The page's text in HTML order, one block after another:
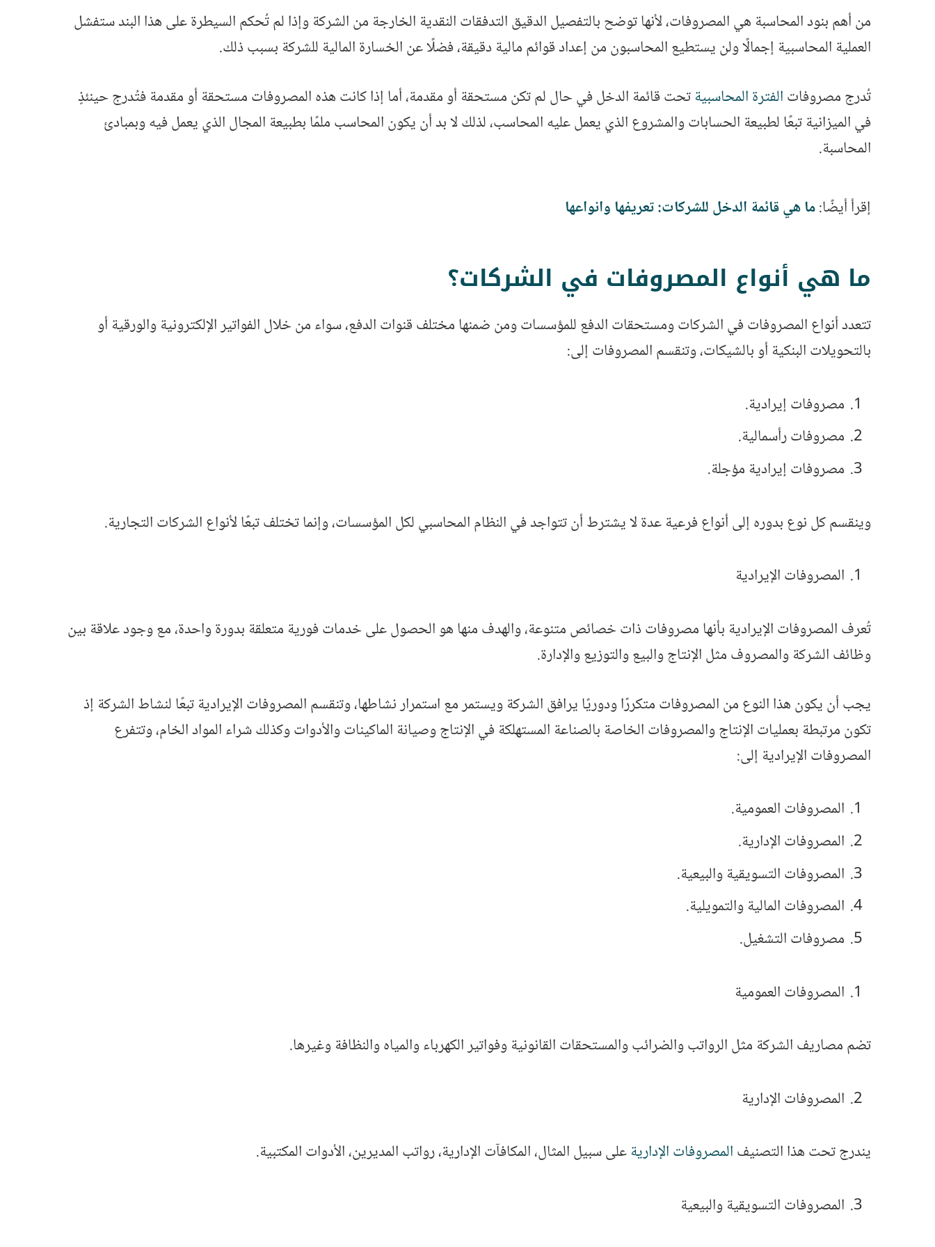
من أهم بنود المحاسبة هي المصروفات، لأنها توضح بالتفصيل الدقيق التدفقات النقدية الخارجة من الشركة وإذا لم تُحكم السيطرة على هذا البند ستفشل
العملية المحاسبية إجمالًا ولن يستطيع المحاسبون من إعداد قوائم مالية دقيقة، فضلًا عن الخسارة المالية للشركة بسبب ذلك.
تُدرج مصروفاتالفترة المحاسبيةتحت قائمة الدخل في حال لم تكن مستحقة أو مقدمة، أما إذا كانت هذه المصروفات مستحقة أو مقدمة فتُدرج حينئذٍ
في الميزانية تبعًا لطبيعة الحسابات والمشروع الذي يعمل عليه المحاسب، لذلك لا بد أن يكون المحاسب ملمًا بطبيعة المجال الذي يعمل فيه وبمبادئ
المحاسبة.
إقرأ أيضًا:ما هي قائمة الدخل للشركات: تعريفها وانواعها
ما هي أنواع المصروفات في الشركات؟
تتعدد أنواع المصروفات في الشركات ومستحقات الدفع للمؤسسات ومن ضمنها مختلف قنوات الدفع، سواء من خلال الفواتير الإلكترونية والورقية أو
بالتحويلات البنكية أو بالشيكات، وتنقسم المصروفات إلى:
مصروفات إيرادية.
مصروفات رأسمالية.
مصروفات إيرادية مؤجلة.
وينقسم كل نوع بدوره إلى أنواع فرعية عدة لا يشترط أن تتواجد في النظام المحاسبي لكل المؤسسات، وإنما تختلف تبعًا لأنواع الشركات التجارية.
المصروفات الإيرادية
تُعرف المصروفات الإيرادية بأنها مصروفات ذات خصائص متنوعة، والهدف منها هو الحصول على خدمات فورية متعلقة بدورة واحدة، مع وجود علاقة بين
وظائف الشركة والمصروف مثل الإنتاج والبيع والتوزيع والإدارة.
يجب أن يكون هذا النوع من المصروفات متكررًا ودوريًا يرافق الشركة ويستمر مع استمرار نشاطها، وتنقسم المصروفات الإيرادية تبعًا لنشاط الشركة إذ
تكون مرتبطة بعمليات الإنتاج والمصروفات الخاصة بالصناعة المستهلكة في الإنتاج وصيانة الماكينات والأدوات وكذلك شراء المواد الخام، وتتفرع
المصروفات الإيرادية إلى:
المصروفات العمومية.
المصروفات الإدارية.
المصروفات التسويقية والبيعية.
المصروفات المالية والتمويلية.
مصروفات التشغيل.
المصروفات العمومية
تضم مصاريف الشركة مثل الرواتب والضرائب والمستحقات القانونية وفواتير الكهرباء والمياه والنظافة وغيرها.
المصروفات الإدارية
يندرج تحت هذا التصنيفالمصروفات الإداريةعلى سبيل المثال، المكافآت الإدارية، رواتب المديرين، الأدوات المكتبية.
المصروفات التسويقية والبيعية